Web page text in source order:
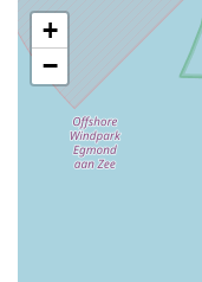
+
−